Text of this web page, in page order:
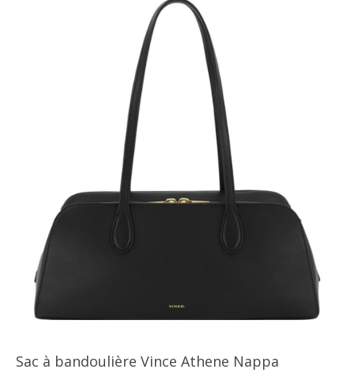
Sac à bandoulière Vince Athene Nappa